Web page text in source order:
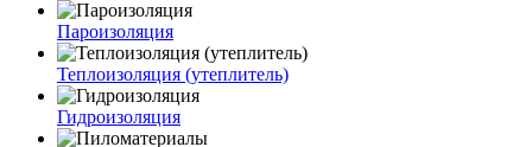
Пароизоляция
Теплоизоляция (утеплитель)
Гидроизоляция